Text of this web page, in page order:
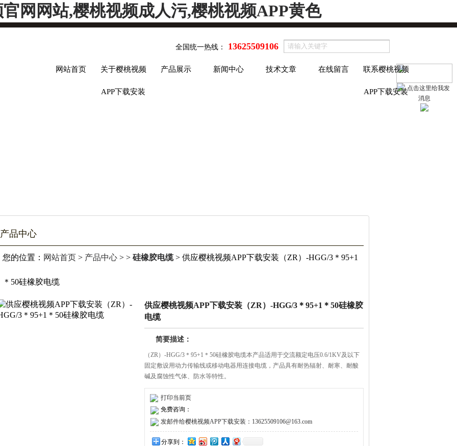
网网站,樱桃视频成人污,樱桃视频APP黄色
全国统一热线： 13625509106
网站首页 关于樱桃视频
APP下载安装
产品展示 新闻中心 技术文章 在线留言 联系樱桃视频
APP下载安装
产品中心
您的位置： 网站首页 > 产品中心 > > 硅橡胶电缆> 供应樱桃视频APP下载安装（ZR）-HGG/3＊95+1
＊50硅橡胶电缆
供应樱桃视频APP下载安装（ZR）-HGG/3＊95+1＊50硅橡胶
电缆
简要描述：
（ZR）-HGG/3＊95+1＊50硅橡胶电缆本产品适用于交流额定电压0.6/1KV及以下
固定敷设用动力传输线或移动电器用连接电缆，产品具有耐热辐射、耐寒、耐酸
碱及腐蚀性气体、防水等特性。
打印当前页
免费咨询：
发邮件给樱桃视频APP下载安装：13625509106@163.com
分享到：